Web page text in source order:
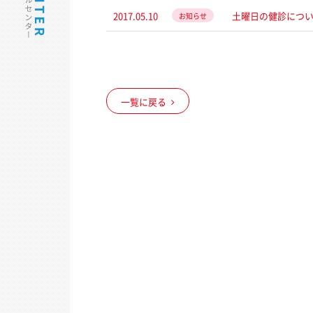
2017.05.10 お知らせ 土曜日の健診につ
一覧に戻る